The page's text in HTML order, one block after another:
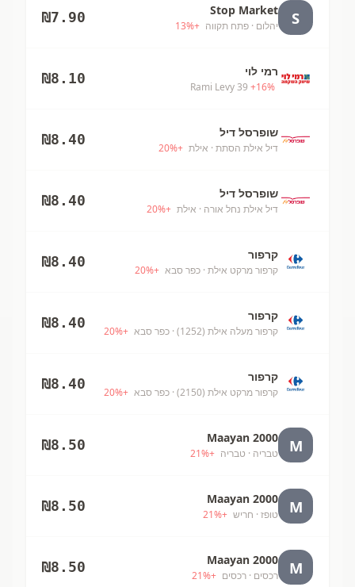
S
Stop Market
יהלום · פתח תקווה +
13%
₪7.90
רמי לוי
Rami Levy 39 +16%
₪8.10
שופרסל דיל
דיל אילת הסתת · אילת +
20%
₪8.40
שופרסל דיל
דיל אילת נחל אורה · אילת +
20%
₪8.40
קרפור
קרפור מרקט אילת · כפר סבא +
20%
₪8.40
קרפור
קרפור מעלה אילת (1252) · כפר סבא +
20%
₪8.40
קרפור
קרפור מרקט אילת (2150) · כפר סבא +
20%
₪8.40
M
Maayan 2000
טבריה · טבריה +
21%
₪8.50
M
Maayan 2000
טופז · חריש +
21%
₪8.50
M
Maayan 2000
רכסים · רכסים +
21%
₪8.50